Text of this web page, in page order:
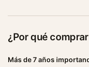
¿Por qué
Más de 7 años